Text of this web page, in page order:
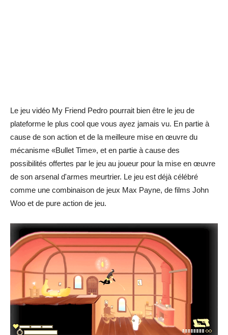
Le jeu vidéo My Friend Pedro pourrait bien être le jeu de
plateforme le plus cool que vous ayez jamais vu. En partie à
cause de son action et de la meilleure mise en œuvre du
mécanisme «Bullet Time», et en partie à cause des
possibilités offertes par le jeu au joueur pour la mise en œuvre
de son arsenal d'armes meurtrier. Le jeu est déjà célébré
comme une combinaison de jeux Max Payne, de films John
Woo et de pure action de jeu.